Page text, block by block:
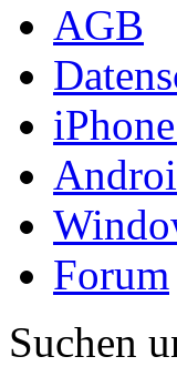
AGB
Forum
Suchen